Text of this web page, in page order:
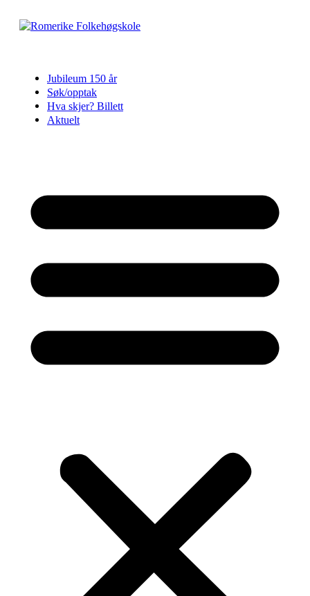
Jubileum 150 år
Søk/opptak
Hva skjer? Billett
Aktuelt